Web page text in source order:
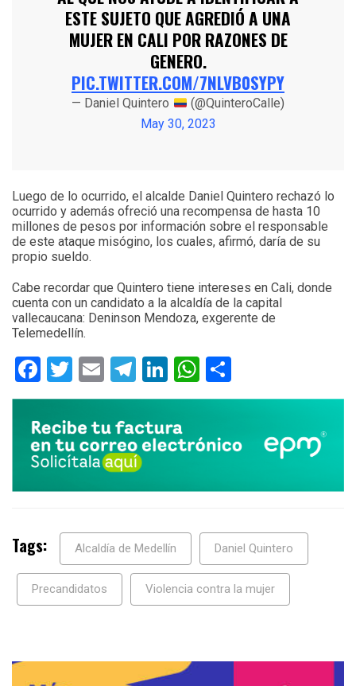
ESTE SUJETO QUE AGREDIÓ A UNA
MUJER EN CALI POR RAZONES DE
GENERO.
PIC.TWITTER.COM/7NLVB0SYPY
— Daniel Quintero
(@QuinteroCalle)
May 30, 2023
Luego de lo ocurrido, el alcalde Daniel Quintero rechazó lo
ocurrido y además ofreció una recompensa de hasta 10
millones de pesos por información sobre el responsable
de este ataque misógino, los cuales, afirmó, daría de su
propio sueldo.
Cabe recordar que Quintero tiene intereses en Cali, donde
cuenta con un candidato a la alcaldía de la capital
vallecaucana: Deninson Mendoza, exgerente de
Telemedellín.
Facebook
Twitter
EmailTelegram
LinkedIn
WhatsApp
Tags: Alcaldía de Medellín Daniel Quintero
Precandidatos Violencia contra la mujer